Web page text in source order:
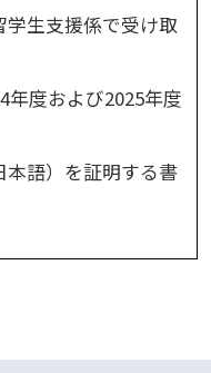
学生支援係で受け取
年度および2025年度
本語）を証明する書